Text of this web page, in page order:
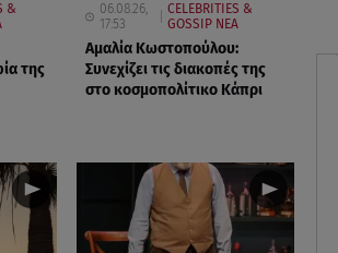
&
της
06.08.26,
17:53
CELEBRITIES &
GOSSIP ΝΕΑ
Αμαλία Κωστοπούλου:
Συνεχίζει τις διακοπές της
στο κοσμοπολίτικο Κάπρι